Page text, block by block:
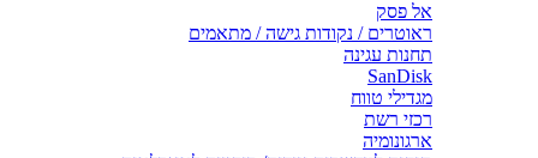
אל פסק
ראוטרים / נקודות גישה / מתאמים
תחנות עגינה
SanDisk
מגדילי טווח
רכזי רשת
ארגונומיה